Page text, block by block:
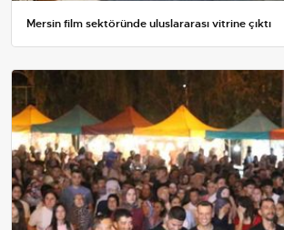
Mersin film sektöründe uluslararası vitrine çıktı